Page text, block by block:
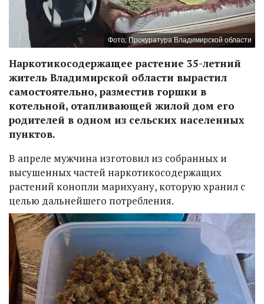
Фото: Прокуратура Владимирской области
Наркотикосодержащее растение 35-летний
житель Владимирской области вырастил
самостоятельно, разместив горшки в
котельной, отапливающей жилой дом его
родителей в одном из сельских населенных
пунктов.
В апреле мужчина изготовил из собранных и
высушенных частей наркотикосодержащих
растений конопли марихуану, которую хранил с
целью дальнейшего потребления.